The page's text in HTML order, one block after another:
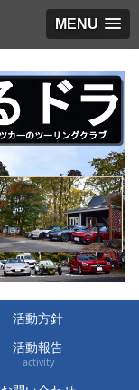
MENU
活動方針
活動報告
activity